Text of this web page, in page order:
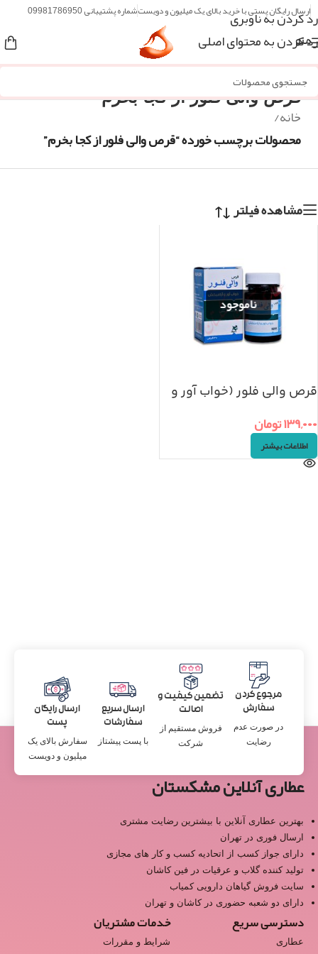
رد کردن به ناوبری
رد کردن به محتوای اصلی
ارسال رایگان پستی با خرید بالای یک میلیون و دویستشماره پشتیبانی 09981786950
منو
قرص والی فلور از کجا بخرم
خانه/
محصولات برچسب خورده “قرص والی فلور از کجا بخرم”
مشاهده فیلتر
قرص والی فلور (خواب آور و
۱۳۹,۰۰۰تومان
اطلاعات بیشتر
مرجوع کردن
سفارش
در صورت عدم
رضایت
تضمین کیفیت و
اصالت
فروش مستقیم از
شرکت
ارسال سریع
سفارشات
با پست پیشتاز
ارسال رایگان
پست
سفارش بالای یک
میلیون و دویست
عطاری آنلاین مشکستان
بهترین عطاری آنلاین با بیشترین رضایت مشتری
ارسال فوری در تهران
دارای جواز کسب از اتحادیه کسب و کار های مجازی
تولید کننده گلاب و عرقیات در فین کاشان
سایت فروش گیاهان دارویی کمیاب
دارای دو شعبه حضوری در کاشان و تهران
دسترسی سریع
عطاری
خدمات مشتریان
شرایط و مقررات